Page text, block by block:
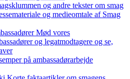
og andre tekster om smag
og medieomtale af Smag
Mød vores
og legatmodtagere og se,
på ambassadørarbejde